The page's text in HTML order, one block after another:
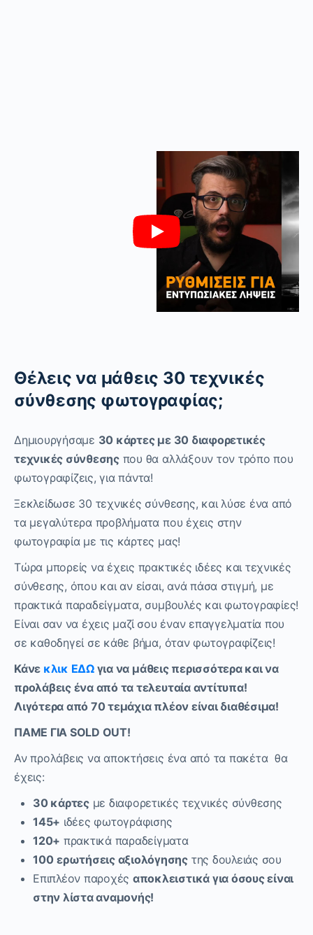
Θέλεις να μάθεις 30 τεχνικές
σύνθεσης φωτογραφίας;
Δημιουργήσαμε 30 κάρτες με 30 διαφορετικές
τεχνικές σύνθεσηςπου θα αλλάξουν τον τρόπο που
φωτογραφίζεις, για πάντα!
Ξεκλείδωσε 30 τεχνικές σύνθεσης, και λύσε ένα από
τα μεγαλύτερα προβλήματα που έχεις στην
φωτογραφία με τις κάρτες μας!
Τώρα μπορείς να έχεις πρακτικές ιδέες και τεχνικές
σύνθεσης, όπου και αν είσαι, ανά πάσα στιγμή, με
πρακτικά παραδείγματα, συμβουλές και φωτογραφίες!
Είναι σαν να έχεις μαζί σου έναν επαγγελματία που
σε καθοδηγεί σε κάθε βήμα, όταν φωτογραφίζεις!
Κάνε κλικ ΕΔΩγια να μάθεις περισσότερα και να
προλάβεις ένα από τα τελευταία αντίτυπα!
Λιγότερα από 70 τεμάχια πλέον είναι διαθέσιμα!
ΠΑΜΕ ΓΙΑ SOLD OUT!
Αν προλάβεις να αποκτήσεις ένα από τα πακέτα θα
έχεις:
30 κάρτεςμε διαφορετικές τεχνικές σύνθεσης
145+ ιδέες φωτογράφισης
120+ πρακτικά παραδείγματα
100 ερωτήσεις αξιολόγησης της δουλειάς σου
Επιπλέον παροχές αποκλειστικά για όσους είναι
στην λίστα αναμονής!